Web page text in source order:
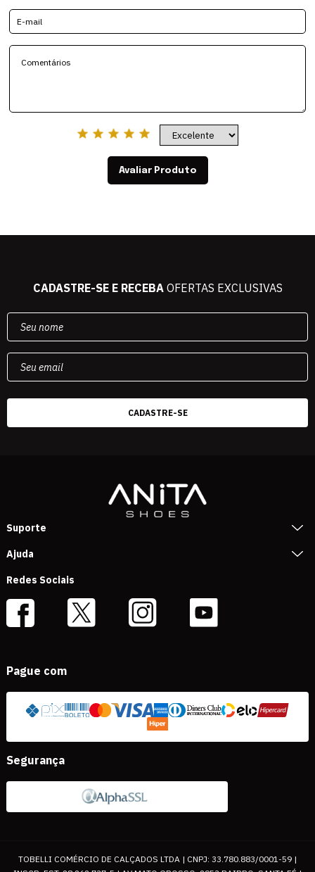
Avaliar Produto
CADASTRE-SE E RECEBAOFERTAS EXCLUSIVAS
Suporte
Ajuda
Redes Sociais
Pague com
Segurança
TOBELLI COMÉRCIO DE CALÇADOS LTDA | CNPJ: 33.780.883/0001-59 |